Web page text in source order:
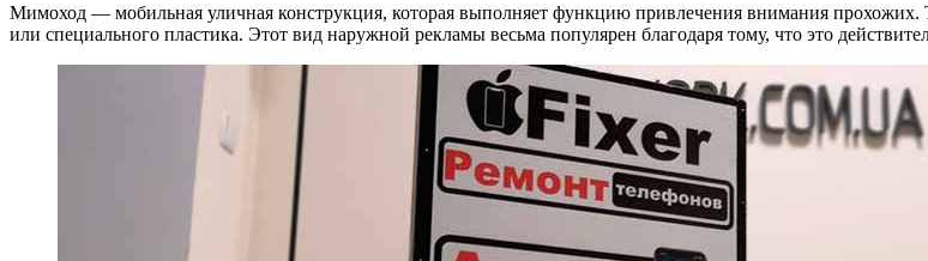
Мимоход — мобильная уличная конструкция, которая выполняет функцию привлечения внимания прохожих.
или специального пластика. Этот вид наружной рекламы весьма популярен благодаря тому, что это